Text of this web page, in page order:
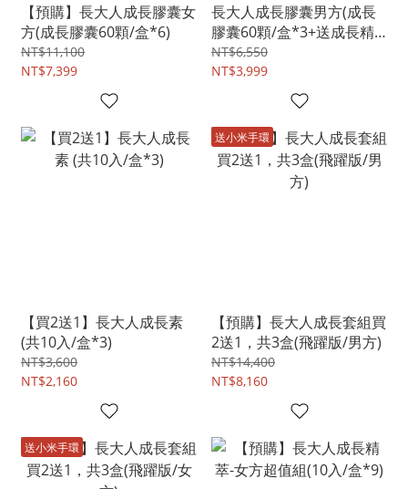
【預購】長大人成長膠囊女
方(成長膠囊60顆/盒*6)
NT$11,100
NT$7,399
長大人成長膠囊男方(成長
膠囊60顆/盒*3+送成長精
華4入)
NT$6,550
NT$3,999
【買2送1】長大人成長素
(共10入/盒*3)
NT$3,600
NT$2,160
送小米手環
【預購】長大人成長套組買
2送1，共3盒(飛躍版/男方)
NT$14,400
NT$8,160
送小米手環